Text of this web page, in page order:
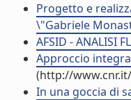
Progetto e
\"Gabriele
AFSID - ANALISI
Approccio
(http://
In una goccia di